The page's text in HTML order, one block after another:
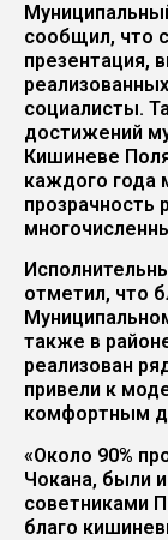
сообщил, что
презентация,
социалисты.
достижений
Кишиневе
каждого года
прозрачность
отметил, что
также в
реализован
привели к
комфортным
«Около 90%
Чокана, были
советниками
благо